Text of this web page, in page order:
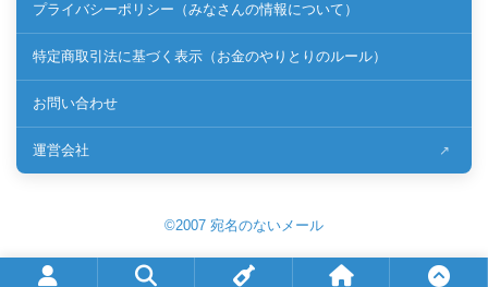
プライバシーポリシー（みなさんの情報について）
特定商取引法に基づく表示（お金のやりとりのルール）
お問い合わせ
運営会社
©2007 宛名のないメール